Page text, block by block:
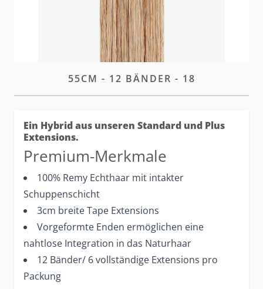
TAPE-IN EXTENSIONS PRO
55CM - 12 BÄNDER - 18
Ein Hybrid aus unseren Standard und Plus
Extensions.
Premium-Merkmale
100% Remy Echthaar mit intakter
Schuppenschicht
3cm breite Tape Extensions
Vorgeformte Enden ermöglichen eine
nahtlose Integration in das Naturhaar
12 Bänder/ 6 vollständige Extensions pro
Packung